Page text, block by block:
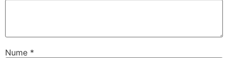
Nume *